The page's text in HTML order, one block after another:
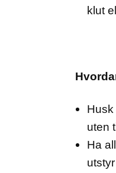
klut
uten
Ha
utstyr